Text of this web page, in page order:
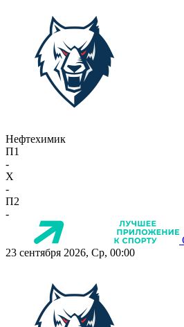
Нефтехимик
П1
-
X
-
П2
-
23 сентября 2026, Ср, 00:00